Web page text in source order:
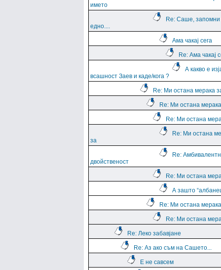
името
Re: Саше, запомни
едно....
Ама чакај сега
Re: Ама чакај
А какво е
всашност Заев и каде/кога ?
Re: Ми остана мерака
Re: Ми остана
Re: Ми остана
Re: Ми остана
за
Re:
двойственост
Re: Ми остана
А зашто
Re: Ми остана
Re: Ми остана
Re: Леко забавјане
Re: Аз ако съм на Сашето...
Е не савсем